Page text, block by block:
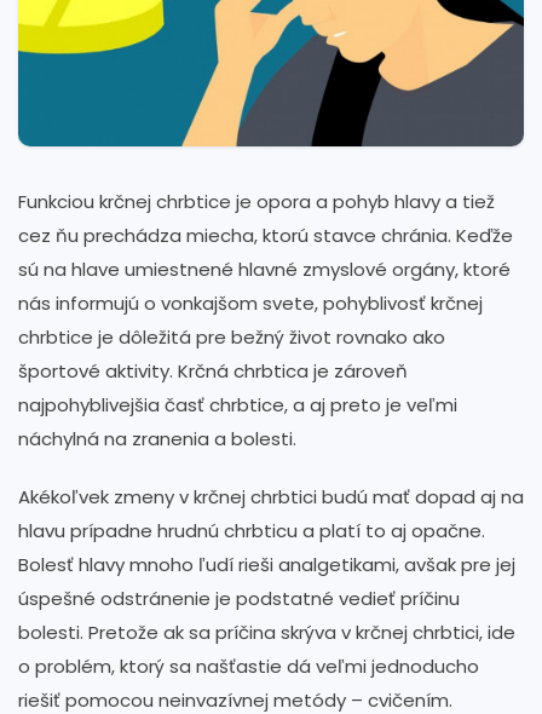
Funkciou krčnej chrbtice je opora a pohyb hlavy a tiež
cez ňu prechádza miecha, ktorú stavce chránia. Keďže
sú na hlave umiestnené hlavné zmyslové orgány, ktoré
nás informujú o vonkajšom svete, pohyblivosť krčnej
chrbtice je dôležitá pre bežný život rovnako ako
športové aktivity. Krčná chrbtica je zároveň
najpohyblivejšia časť chrbtice, a aj preto je veľmi
náchylná na zranenia a bolesti.
Akékoľvek zmeny v krčnej chrbtici budú mať dopad aj na
hlavu prípadne hrudnú chrbticu a platí to aj opačne.
Bolesť hlavy mnoho ľudí rieši analgetikami, avšak pre jej
úspešné odstránenie je podstatné vedieť príčinu
bolesti. Pretože ak sa príčina skrýva v krčnej chrbtici, ide
o problém, ktorý sa našťastie dá veľmi jednoducho
riešiť pomocou neinvazívnej metódy – cvičením.